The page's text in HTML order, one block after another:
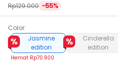
Rp129.000 -55%
Color:
Jasmine
edition
Hemat Rp70.900
Cinderella
edition